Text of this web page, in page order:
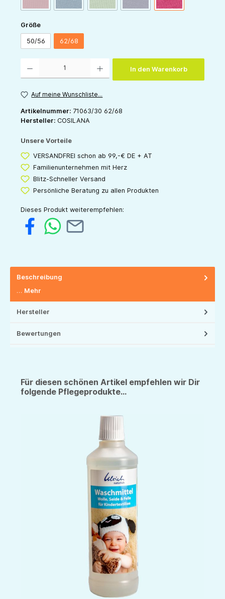
Größeauswählen
50/56 62/68
In den Warenkorb
Auf meine Wunschliste...
Artikelnummer: 71063/30 62/68
Hersteller: COSILANA
Unsere Vorteile
VERSANDFREI schon ab 99,-€ DE + AT
Familienunternehmen mit Herz
Blitz-Schneller Versand
Persönliche Beratung zu allen Produkten
Dieses Produkt weiterempfehlen:
Beschreibung
… Mehr
Hersteller
Bewertungen
Für diesen schönen Artikel empfehlen wir Dir
folgende Pflegeprodukte...